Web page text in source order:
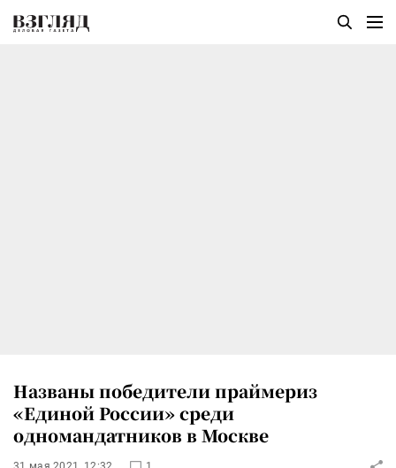
Названы победители праймериз
«Единой России» среди
одномандатников в Москве